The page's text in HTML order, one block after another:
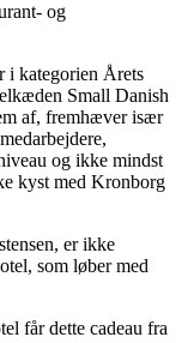
og
i kategorien Årets
Small Danish
af, fremhæver især
og ikke mindst
kyst med Kronborg
er ikke
som løber med
får dette cadeau fra